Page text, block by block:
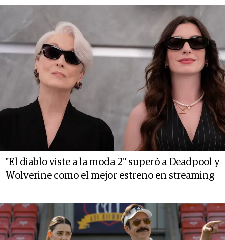
"El diablo viste a la moda 2" superó a Deadpool y
Wolverine como el mejor estreno en streaming